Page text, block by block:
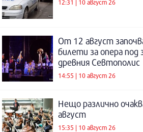
12:31 | 10 август 26
От 12 август
билети за опера под
древния Севтополис
14:55 | 10 август 26
Нещо различно
август
15:35 | 10 август 26